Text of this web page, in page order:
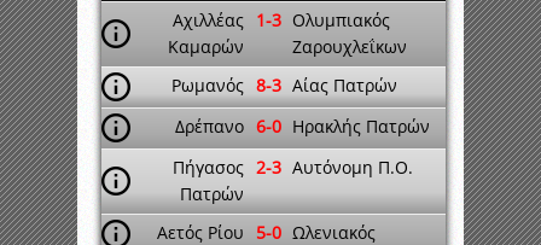
Αχιλλέας
Καμαρών
1-3 Ολυμπιακός
Ζαρουχλεΐκων
Ρωμανός 8-3 Αίας Πατρών
Δρέπανο 6-0 Ηρακλής Πατρών
Πήγασος
Πατρών
2-3 Αυτόνομη Π.Ο.
Αετός Ρίου 5-0 Ωλενιακός